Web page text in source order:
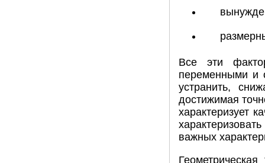
Все эти
переменными и
устранить,
достижимая
характеризует
важных